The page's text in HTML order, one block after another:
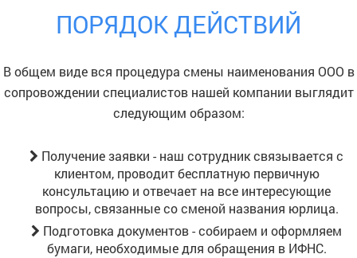
ПОРЯДОК ДЕЙСТВИЙ
В общем виде вся процедура смены наименования ООО в
сопровождении специалистов нашей компании выглядит
следующим образом:
Получение заявки - наш сотрудник связывается с
клиентом, проводит бесплатную первичную
консультацию и отвечает на все интересующие
вопросы, связанные со сменой названия юрлица.
Подготовка документов - собираем и оформляем
бумаги, необходимые для обращения в ИФНС.